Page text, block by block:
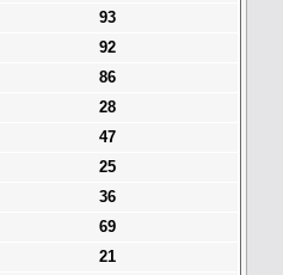
93
92
86
28
47
25
36
69
21